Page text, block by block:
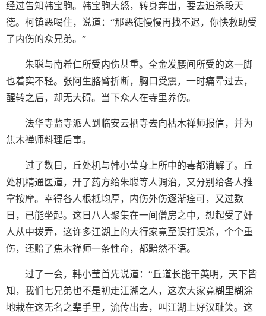
经过告知韩宝驹。韩宝驹大怒，转身奔出，要去追杀段天
德。柯镇恶喝住，说道：“那恶徒慢慢再找不迟，你快救助受
了内伤的众兄弟。”
朱聪与南希仁所受内伤甚重。全金发腰间所受的这一脚
也着实不轻。张阿生胳臂折断，胸口受震，一时痛晕过去，
醒转之后，却无大碍。当下众人在寺里养伤。
法华寺监寺派人到临安云栖寺去向枯木禅师报信，并为
焦木禅师料理后事。
过了数日，丘处机与韩小莹身上所中的毒都消解了。丘
处机精通医道，开了药方给朱聪等人调治，又分别给各人推
拿按摩。幸得各人根柢均厚，内伤外伤逐渐痊可，又过数
日，已能坐起。这日八人聚集在一间僧房之中，想起受了奸
人从中拨弄，这许多江湖上的大行家竟至误打误杀，个个重
伤，还赔了焦木禅师一条性命，都黯然不语。
过了一会，韩小莹首先说道：“丘道长能干英明，天下皆
知，我们七兄弟也不是初走江湖之人，这次大家竟糊里糊涂
地栽在这无名之辈手里，流传出去，叫江湖上好汉耻笑。这